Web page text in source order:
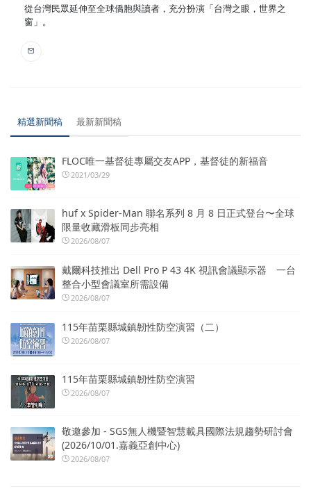
從台灣民眾延伸至全球僑胞與讀者，充分扮演「台灣之眼，世界之
窗」。
精選新聞稿 最新新聞稿
FLOC唯一基督徒專屬交友APP，基督徒的新福音
2021/03/29
huf x Spider-Man 聯名系列 8 月 8 日正式登台〜全球
限量收藏滑板同步亮相
2026/08/07
戴爾科技推出 Dell Pro P 43 4K 視訊會議顯示器 一台
整合小型會議室所需設備
2026/08/07
115年苗栗縣城鎮韌性防空演習（二）
2026/08/07
115年苗栗縣城鎮韌性防空演習
2026/08/07
敬邀參加 - SGS無人機暨智慧載具國際法規趨勢研討會
(2026/10/01.嘉義亞創中心)
2026/08/07